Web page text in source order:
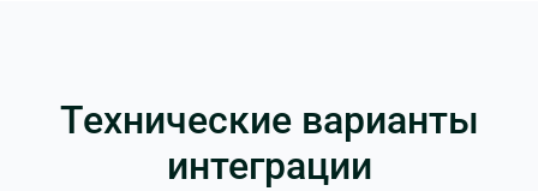
Технические варианты
интеграции